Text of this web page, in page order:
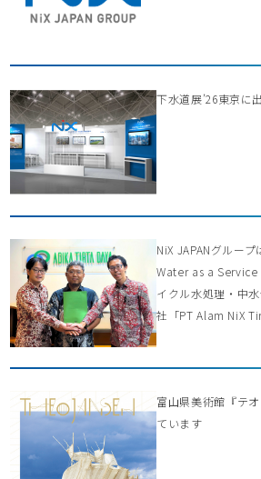
下水道展’26東京に
NiX JAPANグルー
Water as a Service
イクル水処理・中
社「PT Alam NiX
富山県美術館『テ
ています